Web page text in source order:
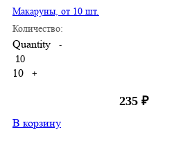
Макаруны, от 10 шт.
Количество:
Quantity -
10 +
235 ₽
В корзину